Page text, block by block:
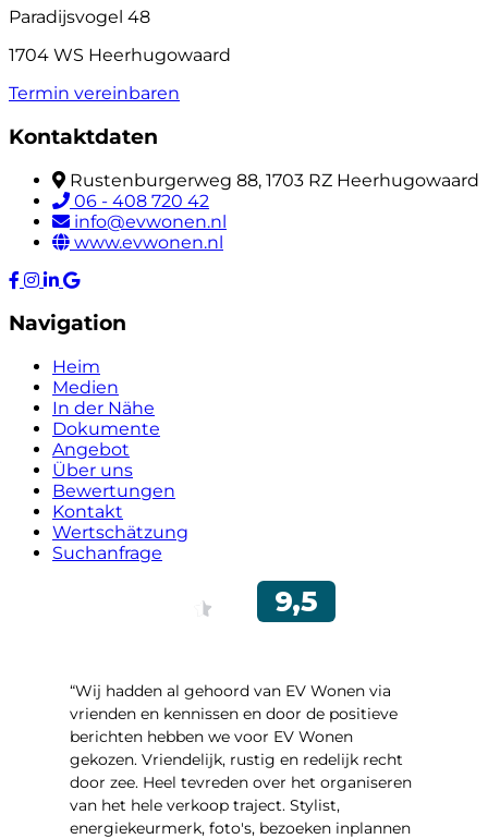
Paradijsvogel 48
1704 WS Heerhugowaard
Termin vereinbaren
Kontaktdaten
Rustenburgerweg 88, 1703 RZ Heerhugowaard
06 - 408 720 42
info@evwonen.nl
www.evwonen.nl
Navigation
Heim
Medien
In der Nähe
Dokumente
Angebot
Über uns
Bewertungen
Kontakt
Wertschätzung
Suchanfrage
“Wij hadden al gehoord van EV Wonen via
vrienden en kennissen en door de positieve
berichten hebben we voor EV Wonen
gekozen. Vriendelijk, rustig en redelijk recht
door zee. Heel tevreden over het organiseren
van het hele verkoop traject. Stylist,
energiekeurmerk, foto's, bezoeken inplannen